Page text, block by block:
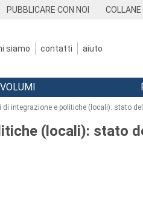
PUBBLICARE CON NOI COLLANE
siamo contatti aiuto
VOLUMI
di integrazione e politiche (locali): stato
(locali): stato